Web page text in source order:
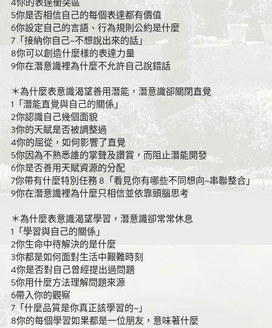
5你是否相信自己的每個表達都有價值
6你設定自己的言語、行為規則公約是什麼
7「接納你自己~不想說出來的話」
8你可以創造什麼樣的表達力量
9你在潛意識裡為什麼不允許自己說錯話
＊為什麼表意識渴望善用潛能，潛意識卻關閉直覺
1「潛能直覺與自己的關係」
2你認識自己幾個面貌
3你的天賦是否被調整過
4你的屈從，如何影響了直覺
5你因為不熟悉誰的掌聲及讚賞，而阻止潛能開發
6你是否善用天賦資源的分配
7你帶有什麼特別任務 8「看見你有哪些不同想向~串聯整合」
9你在潛意識裡為什麼只相信並依靠頭腦思考
＊為什麼表意識渴望學習，潛意識卻常常休息
1「學習與自己的關係」
2你生命中待解決的是什麼
3你都是如何面對生活中艱難時刻
4你是否對自己曾經提出過問題
5你用什麼方法理解問題來源
6帶入你的觀察
7「什麼品質是你真正該學習的~」
8你的每個學習如果都是一位朋友，意味著什麼